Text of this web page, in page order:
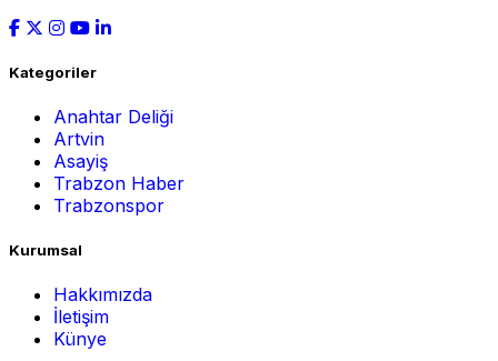
Kategoriler
Anahtar Deliği
Artvin
Asayiş
Trabzon Haber
Trabzonspor
Kurumsal
Hakkımızda
İletişim
Künye